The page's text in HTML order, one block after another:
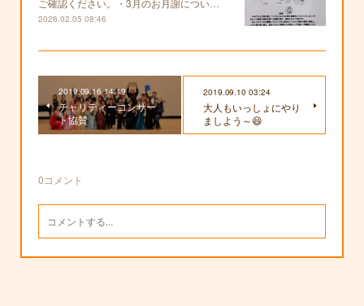
2026.02.05 08:46
2019.09.16 14:19
チャリティーコンサー
ト協賛
2019.09.10 03:24
大人もいっしょにやり
ましよう～😆
0コメント